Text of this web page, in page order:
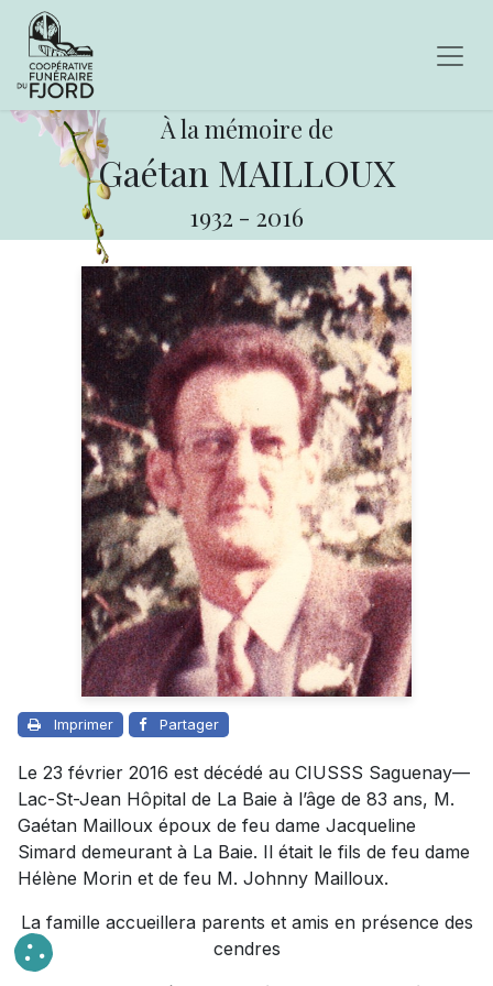
À la mémoire de
Gaétan MAILLOUX
1932 - 2016
Imprimer Partager
Le 23 février 2016 est décédé au CIUSSS Saguenay—
Lac-St-Jean Hôpital de La Baie à l’âge de 83 ans, M.
Gaétan Mailloux époux de feu dame Jacqueline
Simard demeurant à La Baie. Il était le fils de feu dame
Hélène Morin et de feu M. Johnny Mailloux.
La famille accueillera parents et amis en présence des
cendres